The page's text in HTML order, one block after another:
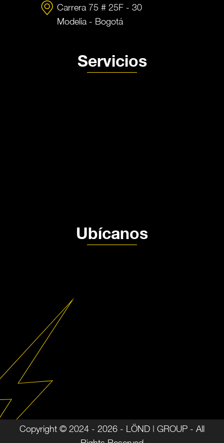
Carrera 75 # 25F - 30
Modelia - Bogotá
Servicios
Ubícanos
Copyright © 2024 - 2026 - LÖND | GROUP - All